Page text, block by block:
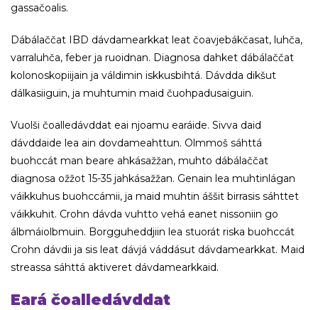
gassačoalis.
Dábálaččat IBD dávdamearkkat leat čoavjebákčasat, luhča,
varraluhča, feber ja ruoidnan. Diagnosa dahket dábálaččat
kolonoskopiijain ja váldimin iskkusbihtá. Dávdda dikšut
dálkasiiguin, ja muhtumin maid čuohpadusaiguin.
Vuolši čoalledávddat eai njoamu earáide. Sivva daid
dávddaide lea ain dovdameahttun. Olmmoš sáhttá
buohccát man beare ahkásažžan, muhto dábálaččat
diagnosa ožžot 15-35 jahkásažžan. Genain lea muhtinlágan
váikkuhus buohccámii, ja maid muhtin áššit birrasis sáhttet
váikkuhit. Crohn dávda vuhtto vehá eanet nissoniin go
álbmáiolbmuin. Borgguheddjiin lea stuorát riska buohccát
Crohn dávdii ja sis leat dávjá váddásut dávdamearkkat. Maid
streassa sáhttá aktiveret dávdamearkkaid.
Eará čoalledávddat